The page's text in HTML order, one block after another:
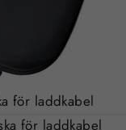
för laddkabel